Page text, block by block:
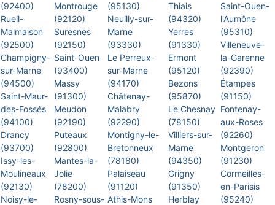
(92400)
Rueil-
Malmaison
(92500)
Champigny-
sur-Marne
(94500)
Saint-Maur-
des-Fossés
(94100)
Drancy
(93700)
Issy-les-
Moulineaux
(92130)
Noisy-le-
Montrouge
(92120)
Suresnes
(92150)
Saint-Ouen
(93400)
Massy
(91300)
Meudon
(92190)
Puteaux
(92800)
Mantes-la-
Jolie
(78200)
Rosny-sous-
(95130)
Neuilly-sur-
Marne
(93330)
Le Perreux-
sur-Marne
(94170)
Châtenay-
Malabry
(92290)
Montigny-le-
Bretonneux
(78180)
Palaiseau
(91120)
Athis-Mons
Thiais
(94320)
Yerres
(91330)
Ermont
(95120)
Bezons
(95870)
Le Chesnay
(78150)
Villiers-sur-
Marne
(94350)
Grigny
(91350)
Herblay
Saint-Ouen-
l'Aumône
(95310)
Villeneuve-
la-Garenne
(92390)
Étampes
(91150)
Fontenay-
aux-Roses
(92260)
Montgeron
(91230)
Cormeilles-
en-Parisis
(95240)